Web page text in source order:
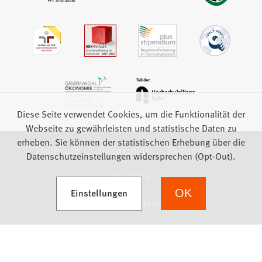
Impressum Datenschutz
Barrierefreiheit
Feedback
Diese Seite verwendet Cookies, um die Funktionalität der
Webseite zu gewährleisten und statistische Daten zu
erheben. Sie können der statistischen Erhebung über die
Datenschutzeinstellungen widersprechen (Opt-Out).
Einstellungen
(Öffnet in einem neuen Tab) OK